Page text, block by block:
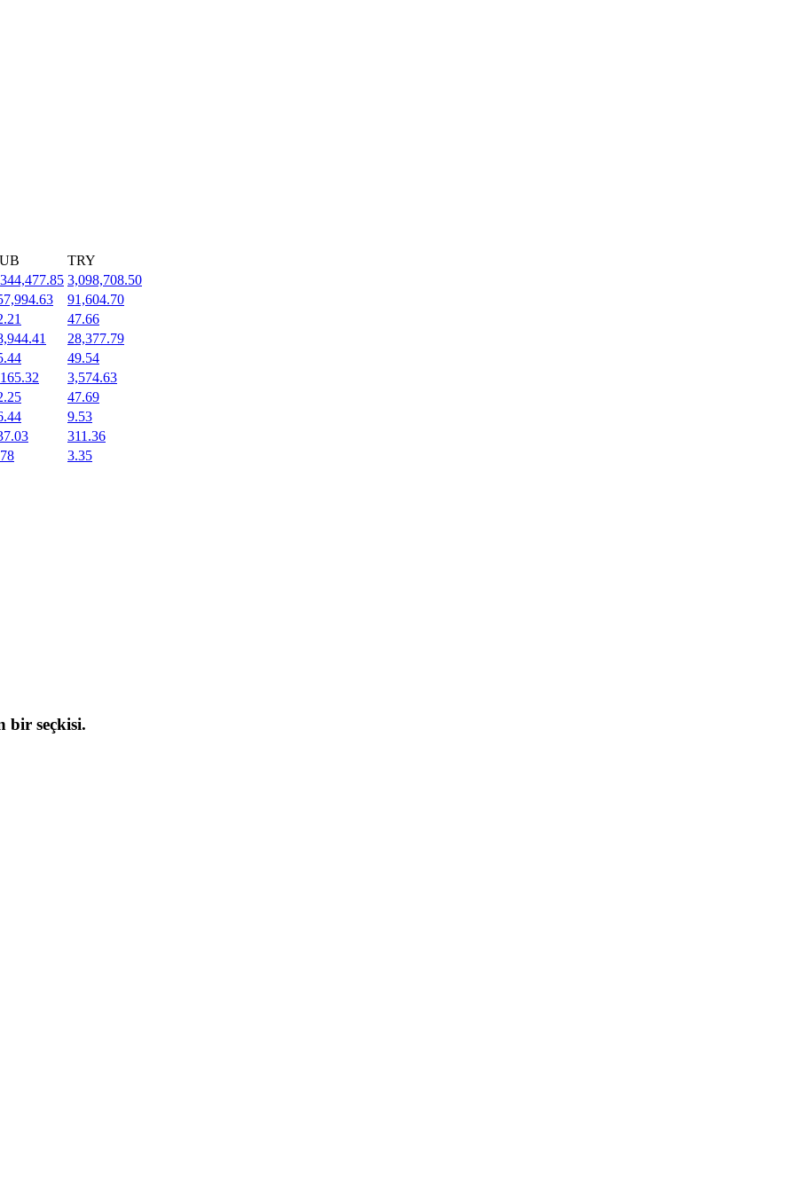
TRY
3,098,708.50
91,604.70
47.66
28,377.79
49.54
3,574.63
47.69
9.53
311.36
3.35
bir seçkisi.